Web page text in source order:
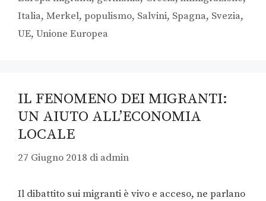
Italia, Merkel, populismo, Salvini, Spagna, Svezia,
UE, Unione Europea
IL FENOMENO DEI MIGRANTI:
UN AIUTO ALL’ECONOMIA
LOCALE
27 Giugno 2018 di admin
Il dibattito sui migranti è vivo e acceso, ne parlano